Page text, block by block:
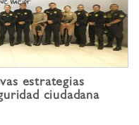
estrategias
ciudadana